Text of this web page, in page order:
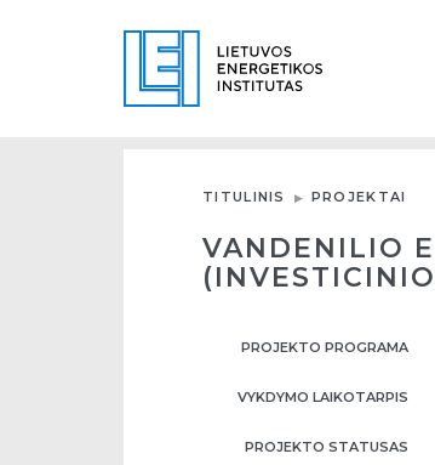
TITULINIS PROJEKTAI
VANDENILIO
PROJEKTO PROGRAMA
VYKDYMO LAIKOTARPIS
PROJEKTO STATUSAS